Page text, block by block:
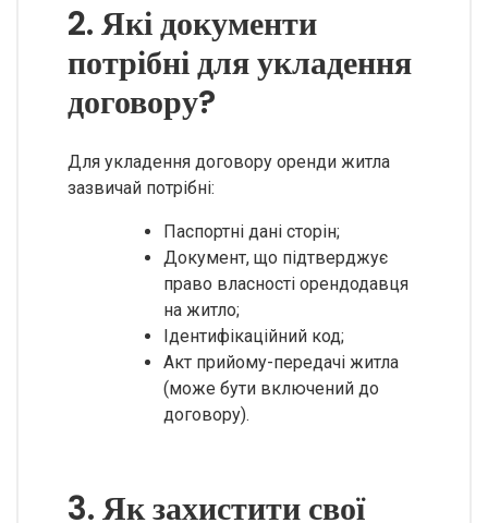
2. Які документи
потрібні для укладення
договору?
Для укладення договору оренди житла
зазвичай потрібні:
Паспортні дані сторін;
Документ, що підтверджує
право власності орендодавця
на житло;
Ідентифікаційний код;
Акт прийому-передачі житла
(може бути включений до
договору).
3. Як захистити свої